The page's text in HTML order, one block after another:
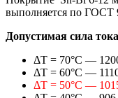
выполняется по ГОСТ
Допустимая сила
ΔТ = 70°C —
ΔТ = 60°C —
ΔТ = 50°C —